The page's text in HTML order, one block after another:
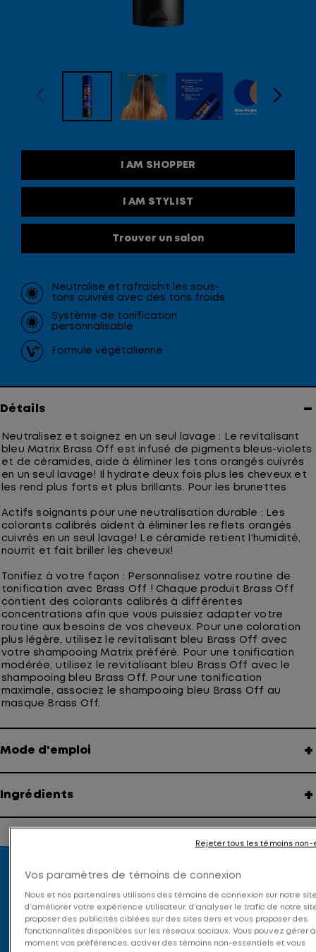
Neutralise et rafraichit les sous-
tons cuivrés avec des tons froids
Système de tonification
personnalisable
Formule végétalienne
I AM SHOPPER
I AM STYLIST
Trouver un salon
Détails −
Neutralisez et soignez en un seul lavage : Le revitalisant
bleu Matrix Brass Off est infusé de pigments bleus-violets
et de céramides, aide à éliminer les tons orangés cuivrés
en un seul lavage! Il hydrate deux fois plus les cheveux et
les rend plus forts et plus brillants. Pour les brunettes
Actifs soignants pour une neutralisation durable : Les
colorants calibrés aident à éliminer les reflets orangés
cuivrés en un seul lavage! Le céramide retient l'humidité,
nourrit et fait briller les cheveux!
Tonifiez à votre façon : Personnalisez votre routine de
tonification avec Brass Off ! Chaque produit Brass Off
contient des colorants calibrés à différentes
concentrations afin que vous puissiez adapter votre
routine aux besoins de vos cheveux. Pour une coloration
plus légère, utilisez le revitalisant bleu Brass Off avec
votre shampooing Matrix préféré. Pour une tonification
modérée, utilisez le revitalisant bleu Brass Off avec le
shampooing bleu Brass Off. Pour une tonification
maximale, associez le shampooing bleu Brass Off au
masque Brass Off.
Mode d'emploi +
Ingrédients +
Produits Associés
Vos paramètres de témoins de connexion
Nous et nos partenaires utilisons des témoins de connexion sur notre
d’améliorer votre expérience utilisateur, d’analyser le trafic de notre
proposer des publicités ciblées sur des sites tiers et vous proposer des
fonctionnalités disponibles sur les réseaux sociaux. Vous pouvez gérer
moment vos préférences, activer des témoins non-essentiels et vous
Rejeter tous les témoins